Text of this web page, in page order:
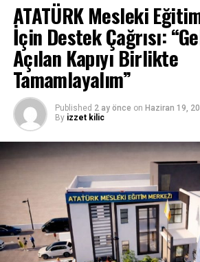
İLGİLİ KONU:
ATATÜRK Mesleki
İçin Destek Çağrısı:
Açılan Kapıyı Birlikte
Tamamlayalım”
Published 2 ay önce on Haziran 19,
By izzet kilic